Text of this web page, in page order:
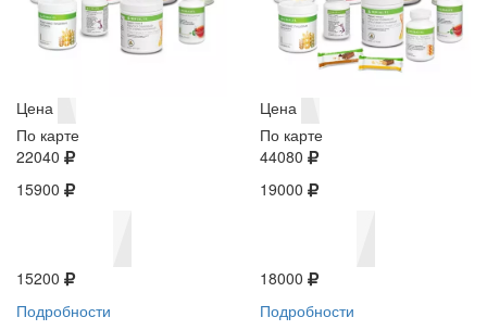
Цена
По карте
22040
15900
15200
Подробности
Цена
По карте
44080
19000
18000
Подробности